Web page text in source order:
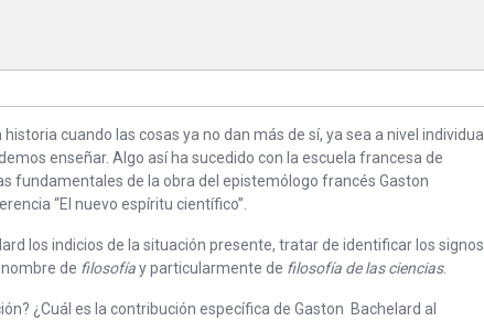
cuando las cosas ya no dan más de sí, ya sea a nivel individual
enseñar. Algo así ha sucedido con la escuela francesa de
fundamentales de la obra del epistemólogo francés Gaston
“El nuevo espíritu científico”.
los indicios de la situación presente, tratar de identificar los signos
de filosofíay particularmente de filosofía de las ciencias.
¿Cuál es la contribución específica de Gaston Bachelard al